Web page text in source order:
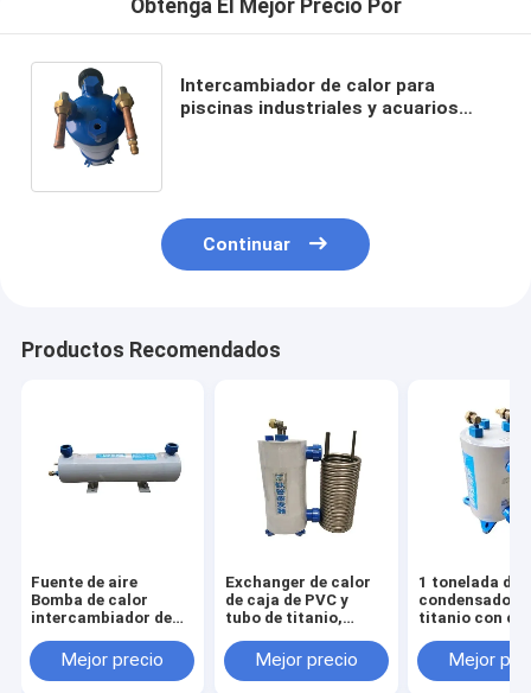
Obtenga El Mejor Precio Por
Intercambiador de calor para
piscinas industriales y acuarios
Continuar
Productos Recomendados
Fuente de aire
Bomba de calor
intercambiador de
piscina Bomba de
calor de intercambio
Mejor precio
Exchanger de calor
de caja de PVC y
tubo de titanio,
máquina de
evaporación de
Mejor precio
1 tonelada de
condensador
titanio con
acuicultura de
mariscos y
Mejor